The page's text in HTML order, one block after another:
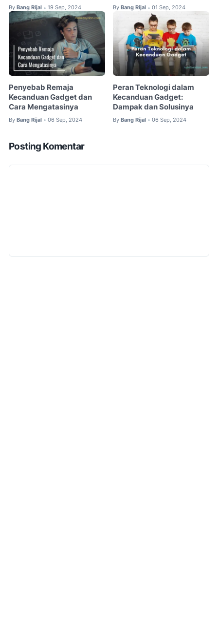
By Bang Rijal • 19 Sep, 2024 By Bang Rijal • 01 Sep, 2024
Penyebab Remaja
Kecanduan Gadget dan
Cara Mengatasinya
By Bang Rijal • 06 Sep, 2024
Peran Teknologi dalam
Kecanduan Gadget:
Dampak dan Solusinya
By Bang Rijal • 06 Sep, 2024
Posting Komentar